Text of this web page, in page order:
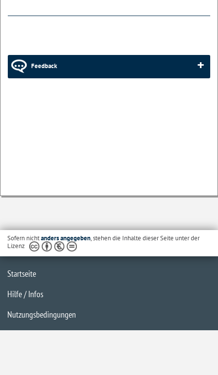
Feedback
Sofern nichtanders angegeben, stehen die Inhalte dieser Seite unter der
Lizenz
Startseite
Hilfe / Infos
Nutzungsbedingungen